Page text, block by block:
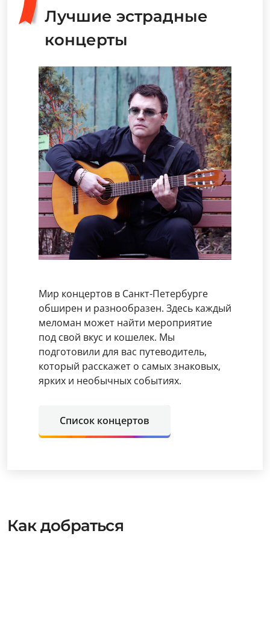
Лучшие эстрадные
концерты
Мир концертов в Санкт-Петербурге
обширен и разнообразен. Здесь каждый
меломан может найти мероприятие
под свой вкус и кошелек. Мы
подготовили для вас путеводитель,
который расскажет о самых знаковых,
ярких и необычных событиях.
Список концертов
Как добраться